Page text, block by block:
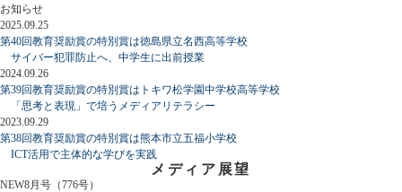
お知らせ
2025.09.25
第40回教育奨励賞の特別賞は徳島県立名西高等学校
サイバー犯罪防止へ、中学生に出前授業
2024.09.26
第39回教育奨励賞の特別賞はトキワ松学園中学校高等学校
「思考と表現」で培うメディアリテラシー
2023.09.29
第38回教育奨励賞の特別賞は熊本市立五福小学校
ICT活用で主体的な学びを実践
メディア展望
NEW8月号（776号）